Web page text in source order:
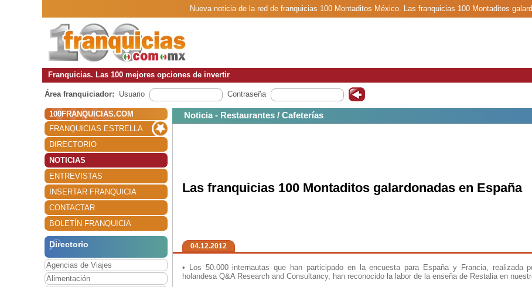
Nueva noticia de la red de franquicias 100 Montaditos México. Las franquicias 100 Montaditos
Franquicias. Las 100 mejores opciones de invertir
Área franquiciador: Usuario Contraseña
100FRANQUICIAS.COM
FRANQUICIAS ESTRELLA
DIRECTORIO
NOTICIAS
ENTREVISTAS
INSERTAR FRANQUICIA
CONTACTAR
BOLETÍN FRANQUICIA
Directorio
Agencias de Viajes
Alimentación
Noticia - Restaurantes / Cafeterías
Las franquicias 100 Montaditos galardonadas en España
04.12.2012
• Los 50.000 internautas que han participado en la encuesta para España y Francia, realizada
holandesa Q&A Research and Consultancy, han reconocido la labor de la enseña de Restalia en